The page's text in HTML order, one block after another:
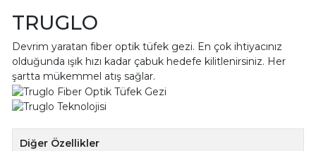
TRUGLO
Devrim yaratan fiber optik tüfek gezi. En çok ihtiyacınız
olduğunda ışık hızı kadar çabuk hedefe kilitlenirsiniz. Her
şartta mükemmel atış sağlar.
Diğer Özellikler